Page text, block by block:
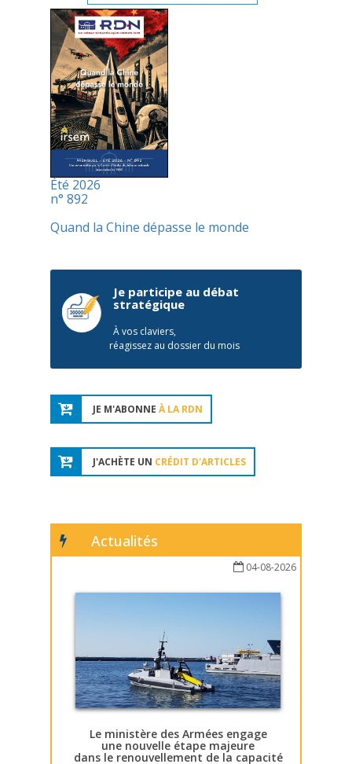
Été 2026
n° 892
Quand la Chine dépasse le monde
Je participe au débat
stratégique
À vos claviers,
réagissez au dossier du mois
JE M'ABONNE À LA RDN
J'ACHÈTE UN CRÉDIT D'ARTICLES
Actualités
04-08-2026
Le ministère des Armées engage
une nouvelle étape majeure
dans le renouvellement de la capacité